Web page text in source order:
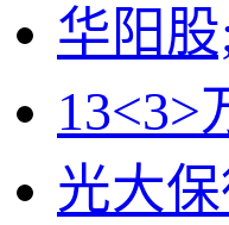
华阳
13<3>
光大